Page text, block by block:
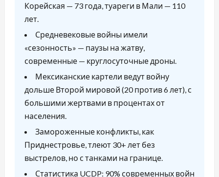
Корейская — 73 года, туареги в Мали — 110
лет.
Средневековые войны имели
«сезонность» — паузы на жатву,
современные — круглосуточные дроны.
Мексиканские картели ведут войну
дольше Второй мировой (20 против 6 лет), с
большими жертвами в процентах от
населения.
Замороженные конфликты, как
Приднестровье, тлеют 30+ лет без
выстрелов, но с танками на границе.
Статистика UCDP: 90% современных войн